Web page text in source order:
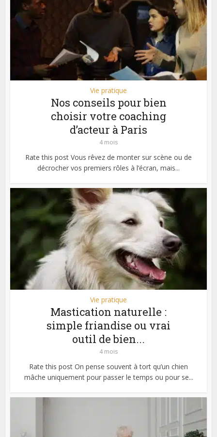
Vie pratique
Nos conseils pour bien
choisir votre coaching
d’acteur à Paris
4 mois
Rate this post Vous rêvez de monter sur scène ou de
décrocher vos premiers rôles à l’écran, mais...
Vie pratique
Mastication naturelle :
simple friandise ou vrai
outil de bien...
4 mois
Rate this post On pense souvent à tort qu’un chien
mâche uniquement pour passer le temps ou pour se...